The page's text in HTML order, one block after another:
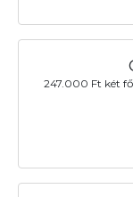
247.000 Ft két